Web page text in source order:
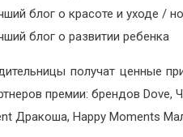
блог о красоте и уходе /
блог о развитии ребенка
получат ценные
премии: брендов Dove,
Дракоша, Happy Moments